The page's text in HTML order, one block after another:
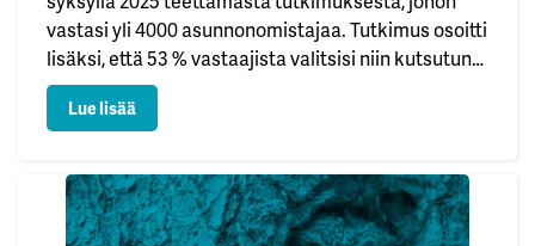
vastasi yli 4000 asunnonomistajaa. Tutkimus osoitti
lisäksi, että 53 % vastaajista valitsisi niin kutsutun
täyden palvelun valokuituverkon avoimen
valokuituverkon sijaan. Paikallisuus ohjaa
käyttäjät arvostivat paikallisissa yhtiöissä etenkin
suomalaisomisteisuutta, henkilökohtaista palvelua
sekä mahdollisuutta saada kaikki…
Lue lisää: Paikallisuus ohjaa kuluttajavalintoja